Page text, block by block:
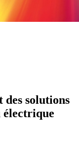
des solutions
électrique